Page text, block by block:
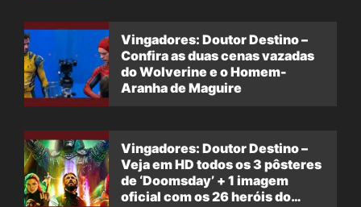
Vingadores: Doutor Destino –
Confira as duas cenas vazadas
do Wolverine e o Homem-
Aranha de Maguire
Vingadores: Doutor Destino –
Veja em HD todos os 3 pôsteres
de ‘Doomsday’ + 1 imagem
oficial com os 26 heróis do